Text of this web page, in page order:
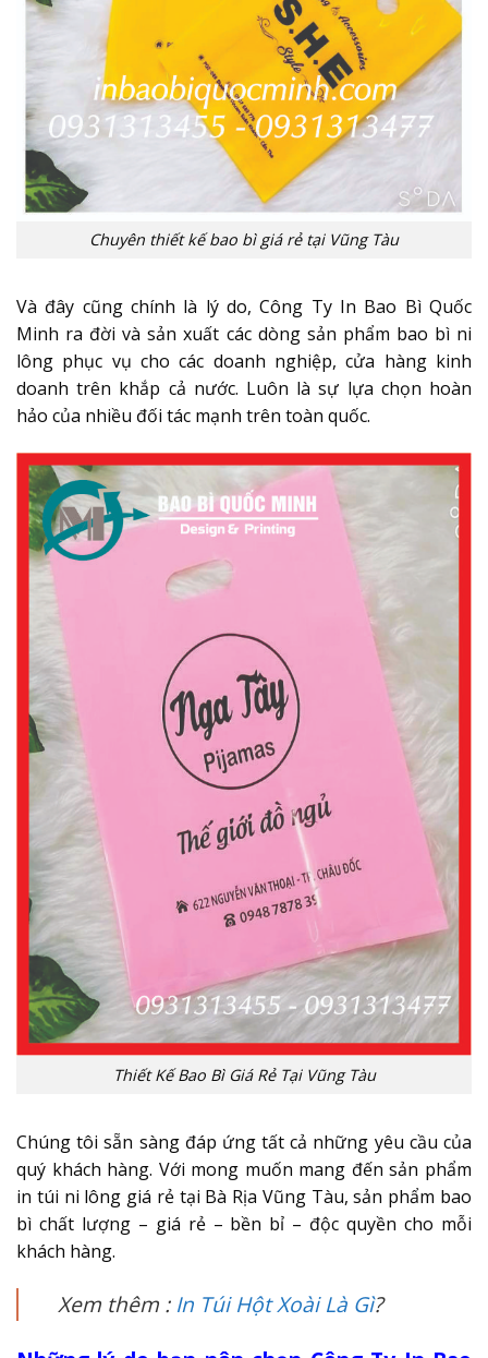
Chuyên thiết kế bao bì giá rẻ tại Vũng Tàu
Và đây cũng chính là lý do, Công Ty In Bao Bì Quốc
Minh ra đời và sản xuất các dòng sản phẩm bao bì ni
lông phục vụ cho các doanh nghiệp, cửa hàng kinh
doanh trên khắp cả nước. Luôn là sự lựa chọn hoàn
hảo của nhiều đối tác mạnh trên toàn quốc.
Thiết Kế Bao Bì Giá Rẻ Tại Vũng Tàu
Chúng tôi sẵn sàng đáp ứng tất cả những yêu cầu của
quý khách hàng. Với mong muốn mang đến sản phẩm
in túi ni lông giá rẻ tại Bà Rịa Vũng Tàu, sản phẩm bao
bì chất lượng – giá rẻ – bền bỉ – độc quyền cho mỗi
khách hàng.
Xem thêm : In Túi Hột Xoài Là Gì?